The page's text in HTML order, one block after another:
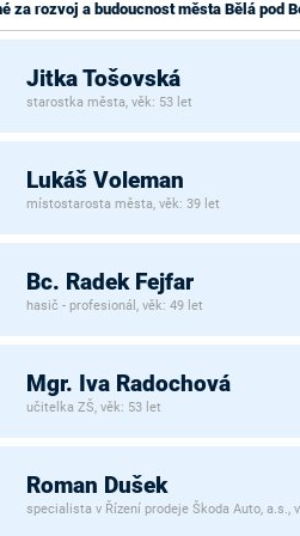
za rozvoj a budoucnost města Bělá pod
Jitka Tošovská
starostka města, věk: 53 let
Lukáš Voleman
místostarosta města, věk: 39 let
Bc. Radek Fejfar
hasič - profesionál, věk: 49 let
Mgr. Iva Radochová
učitelka ZŠ, věk: 53 let
Roman Dušek
specialista v Řízení prodeje Škoda Auto, a.s.,